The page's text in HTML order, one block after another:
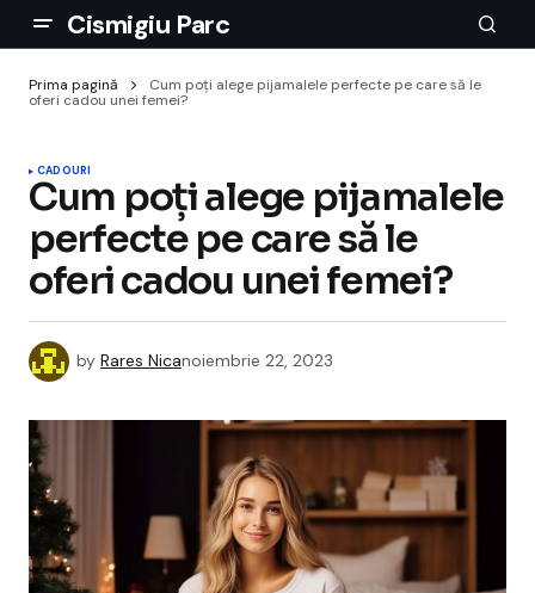
Cismigiu Parc
Prima pagină
Cum poți alege pijamalele perfecte pe care să le
oferi cadou unei femei?
CADOURI
Cum poți alege pijamalele
perfecte pe care să le
oferi cadou unei femei?
by Rares Nicanoiembrie 22, 2023